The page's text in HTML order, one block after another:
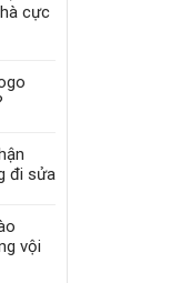
cực
đi sửa
vội